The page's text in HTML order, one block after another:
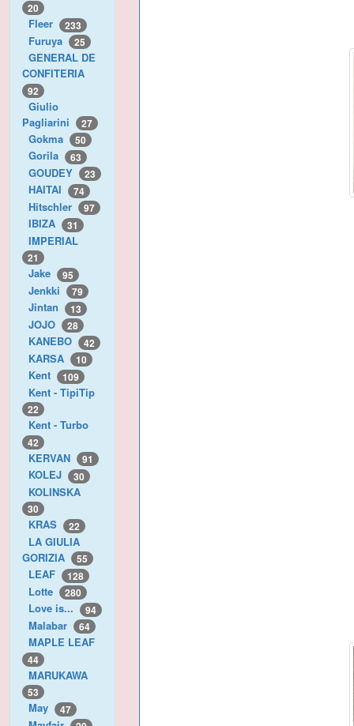
20
Fleer 233
Furuya 25
GENERAL DE
CONFITERIA
92
Giulio
Pagliarini
27
Gokma 50
Gorila 63
GOUDEY 23
HAITAI 74
Hitschler 97
IBIZA 31
IMPERIAL
21
Jake 95
Jenkki 79
Jintan 13
JOJO 28
KANEBO 42
KARSA 10
Kent 109
Kent - TipiTip
22
Kent - Turbo
42
KERVAN 91
KOLEJ 30
KOLINSKA
30
KRAS 22
LA GIULIA
GORIZIA
55
LEAF 128
Lotte 280
Love is... 94
Malabar 64
MAPLE LEAF
44
MARUKAWA
53
May 47